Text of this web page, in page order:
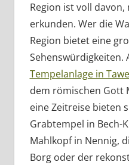
Region ist voll
erkunden. Wer die
Region bietet eine
Sehenswürdigkeiten.
Tempelanlage in
dem römischen Gott
eine Zeitreise bieten
Grabtempel in Bech-
Mahlkopf in Nennig,
Borg oder der